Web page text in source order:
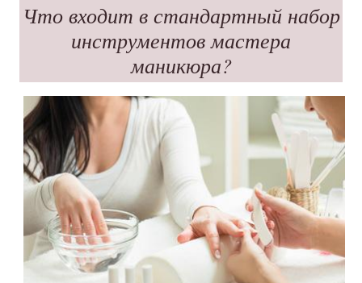
Что входит в стандартный набор
инструментов мастера
маникюра?